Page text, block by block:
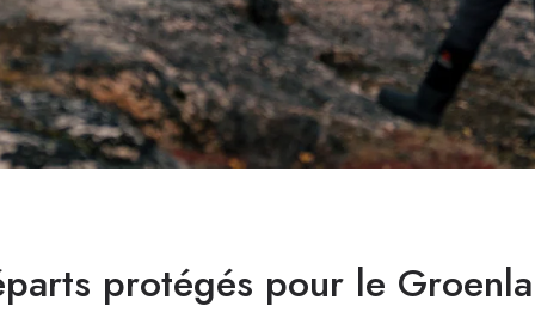
protégés pour le